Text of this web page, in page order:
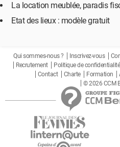
La location meublée, paradis
Etat des lieux : modèle gratuit
Qui sommes-nous ? Inscrivez-vous
Recrutement
Politique de confidentialité
Contact
Charte Formation
© 2026 CCM